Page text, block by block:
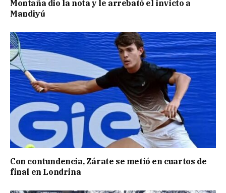
Montaña dio la nota y le arrebató el invicto a
Mandiyú
Con contundencia, Zárate se metió en cuartos de
final en Londrina